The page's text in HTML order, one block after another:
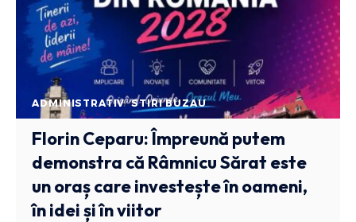
ADMINISTRATIV STIRI BUZAU
Florin Ceparu: Împreună putem
demonstra că Râmnicu Sărat este
un oraș care investește în oameni,
în idei și în viitor